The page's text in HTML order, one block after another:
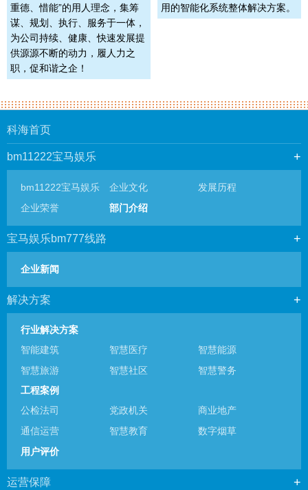
重德、惜能”的用人理念，集筹
谋、规划、执行、服务于一体，
为公司持续、健康、快速发展提
供源源不断的动力，履人力之
职，促和谐之企！
用的智能化系统整体解决方案。
科海首页
bm11222宝马娱乐
bm11222宝马娱乐 企业文化
发展历程
企业荣誉
部门介绍
宝马娱乐bm777线路
企业新闻
解决方案
行业解决方案
智能建筑
智慧医疗
智慧能源
智慧旅游
智慧社区
智慧警务
工程案例
公检法司
党政机关
商业地产
通信运营
智慧教育
数字烟草
用户评价
运营保障